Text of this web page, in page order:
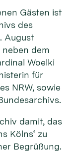
Gästen ist
des
August
dem
Woelki
für
NRW, sowie
damit, das
Kölns‘ zu
Begrüßung.